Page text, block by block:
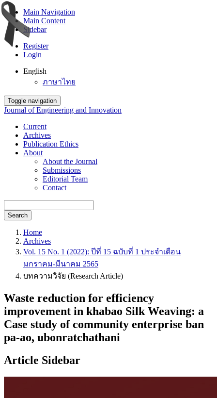
Main Navigation
Main Content
Sidebar
Register
Login
English
ภาษาไทย
Toggle navigation
Journal of Engineering and Innovation
Current
Archives
Publication Ethics
About
About the Journal
Submissions
Editorial Team
Contact
Search
Home
Archives
Vol. 15 No. 1 (2022): ปีที่ 15 ฉบับที่ 1 ประจำเดือน
มกราคม-มีนาคม 2565
บทความวิจัย (Research Article)
Waste reduction for efficiency
improvement in khabao Silk Weaving: a
Case study of community enterprise ban
pa-ao, ubonratchathani
Article Sidebar